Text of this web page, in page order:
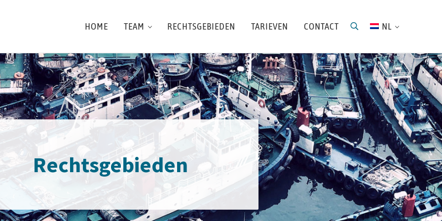
HOME TEAM RECHTSGEBIEDEN TARIEVEN CONTACT search NL
Rechtsgebieden